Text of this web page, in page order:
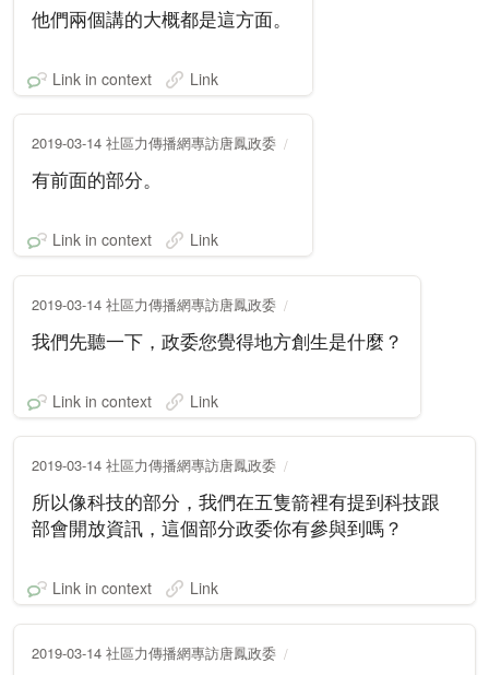
他們兩個講的大概都是這方面。
Link in context Link
2019-03-14 社區力傳播網專訪唐鳳政委
有前面的部分。
Link in context Link
2019-03-14 社區力傳播網專訪唐鳳政委
我們先聽一下，政委您覺得地方創生是什麼？
Link in context Link
2019-03-14 社區力傳播網專訪唐鳳政委
所以像科技的部分，我們在五隻箭裡有提到科技跟
部會開放資訊，這個部分政委你有參與到嗎？
Link in context Link
2019-03-14 社區力傳播網專訪唐鳳政委